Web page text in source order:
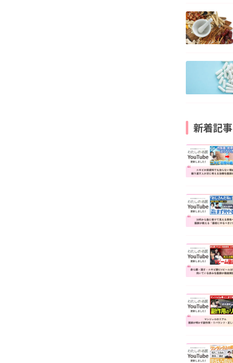
新着記事